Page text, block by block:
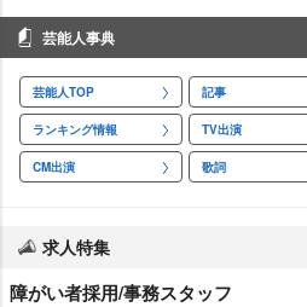
芸能人事典
芸能人TOP 記事
ランキング情報 TV出演
CM出演 歌詞
求人特集
障がい者採用/事務スタッフ